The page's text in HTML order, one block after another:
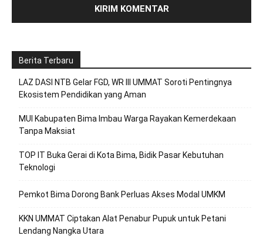
Berita Terbaru
LAZ DASI NTB Gelar FGD, WR III UMMAT Soroti Pentingnya
Ekosistem Pendidikan yang Aman
MUI Kabupaten Bima Imbau Warga Rayakan Kemerdekaan
Tanpa Maksiat
TOP IT Buka Gerai di Kota Bima, Bidik Pasar Kebutuhan
Teknologi
Pemkot Bima Dorong Bank Perluas Akses Modal UMKM
KKN UMMAT Ciptakan Alat Penabur Pupuk untuk Petani
Lendang Nangka Utara